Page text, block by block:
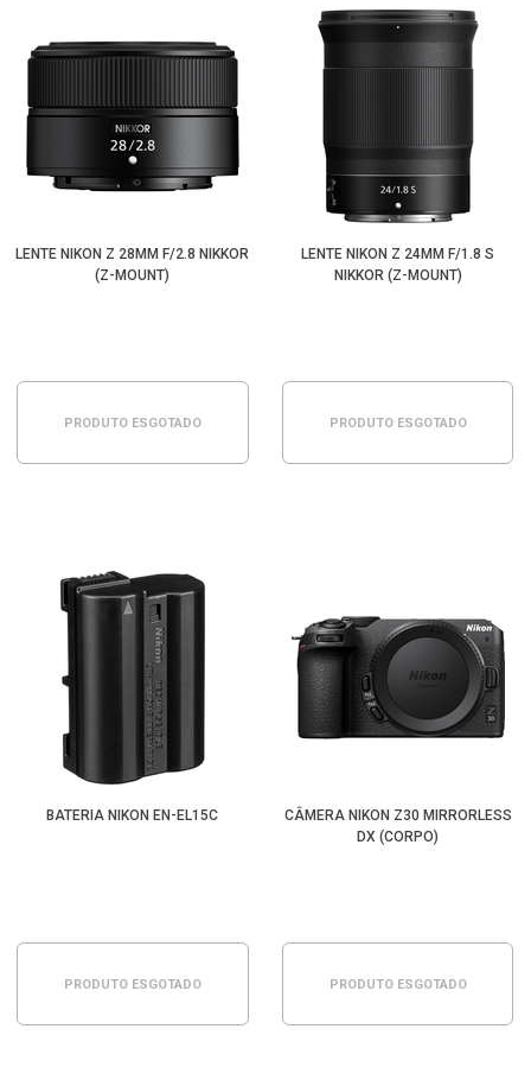
LENTE NIKON Z 28MM F/2.8 NIKKOR
(Z-MOUNT)
PRODUTO ESGOTADO
LENTE NIKON Z 24MM F/1.8 S
NIKKOR (Z-MOUNT)
PRODUTO ESGOTADO
BATERIA NIKON EN-EL15C
PRODUTO ESGOTADO
CÂMERA NIKON Z30 MIRRORLESS
DX (CORPO)
PRODUTO ESGOTADO